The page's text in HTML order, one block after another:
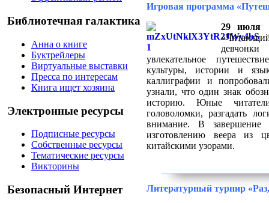
Библиотечная галактика
Анна о книге
Буктрейлеры
Виртуальные выставки
Пресса по интересам
Книга ищет хозяина
Электронные ресурсы
Подписные ресурсы
Собственные ресурсы
Тематические ресурсы
Викторины
Безопасный Интернет
Игровая программа
29 июля
увлекательное
культуры, истории и
каллиграфии и
узнали, что один знак
историю. Юные
головоломки, разгадать
внимание. В завершение
изготовлению веера из
китайскими узорами.
Литературный турнир